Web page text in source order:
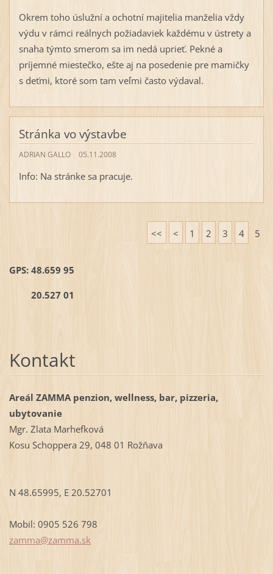
Okrem toho úslužní a ochotní majitelia manželia vždy
výdu v rámci reálnych požiadaviek každému v ústrety a
snaha týmto smerom sa im nedá uprieť. Pekné a
príjemné miestečko, ešte aj na posedenie pre mamičky
s deťmi, ktoré som tam veľmi často výdaval.
Stránka vo výstavbe
ADRIAN GALLO 05.11.2008
Info: Na stránke sa pracuje.
<< < 1 2 3 4 5
GPS: 48.659 95
20.527 01
Kontakt
Areál ZAMMA penzion, wellness, bar, pizzeria,
ubytovanie
Mgr. Zlata Marhefková
Kosu Schoppera 29, 048 01 Rožňava
N 48.65995, E 20.52701
Mobil: 0905 526 798
zamma@zamma.sk